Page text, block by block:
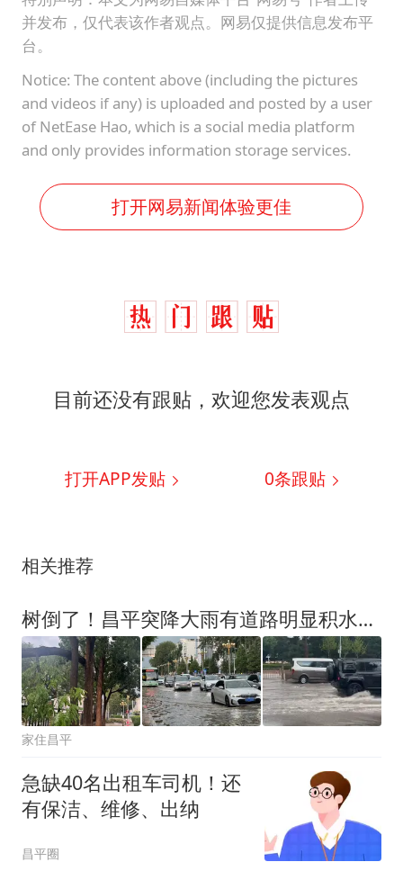
并发布，仅代表该作者观点。网易仅提供信息发布平
台。
Notice: The content above (including the pictures
and videos if any) is uploaded and posted by a user
of NetEase Hao, which is a social media platform
and only provides information storage services.
打开网易新闻体验更佳
目前还没有跟贴，欢迎您发表观点
打开APP发贴 0条跟贴
相关推荐
树倒了！昌平突降大雨有道路明显积水！多预警发布——
家住昌平
急缺40名出租车司机！还
有保洁、维修、出纳
昌平圈